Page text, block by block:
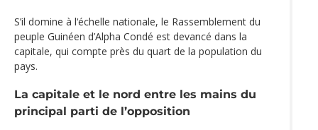
S’il domine à l‘échelle nationale, le Rassemblement du
peuple Guinéen d’Alpha Condé est devancé dans la
capitale, qui compte près du quart de la population du
pays.
La capitale et le nord entre les mains du
principal parti de l’opposition